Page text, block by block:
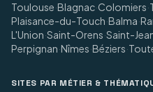
Toulouse·Blagnac·Colomiers·
Plaisance-du-Touch·Balma·
L'Union·Saint-Orens·Saint-
Perpignan·Nîmes·Béziers·
SITES PAR MÉTIER &